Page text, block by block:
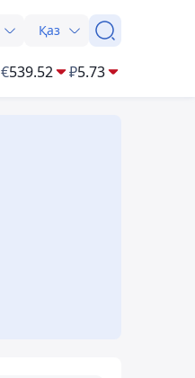
Қаз
€539.52 ₽5.73